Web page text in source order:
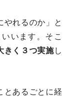
やれるのか」と
います。そこ
きく３つ実施し
とあるごとに経